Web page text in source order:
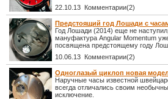
22.10.13 Комментарии(2)
Предстоящий год Лошади с
Год Лошади (2014) еще не
мануфактура Angular Momentum
посвящена предстоящему году
10.06.13 Комментарии(2)
Одноглазый циклоп новая
Наручные часы известной
всегда отличались своим
исключение.